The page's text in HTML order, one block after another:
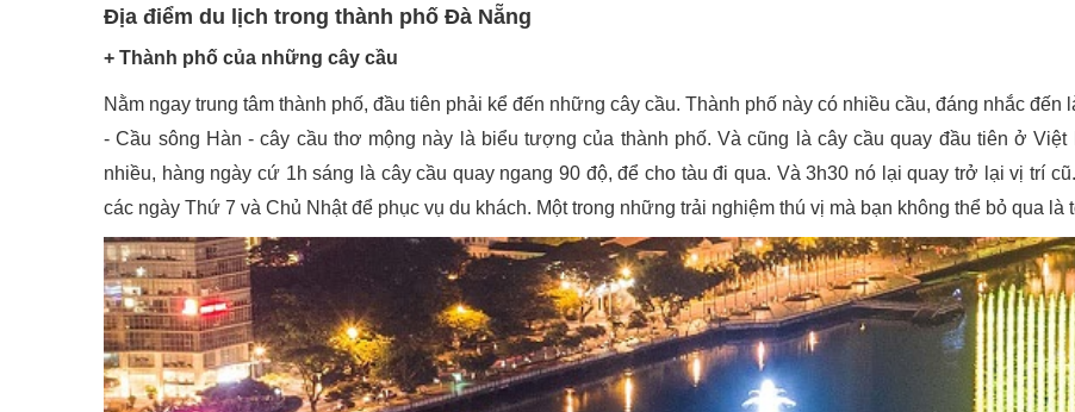
Địa điểm du lịch trong thành phố Đà Nẵng
+ Thành phố của những cây cầu
Nằm ngay trung tâm thành phố, đầu tiên phải kể đến những cây cầu. Thành phố này có nhiều cầu, đáng nhắc đến
- Cầu sông Hàn - cây cầu thơ mộng này là biểu tượng của thành phố. Và cũng là cây cầu quay đầu tiên ở
nhiều, hàng ngày cứ 1h sáng là cây cầu quay ngang 90 độ, để cho tàu đi qua. Và 3h30 nó lại quay trở lại vị trí
các ngày Thứ 7 và Chủ Nhật để phục vụ du khách. Một trong những trải nghiệm thú vị mà bạn không thể bỏ qua là